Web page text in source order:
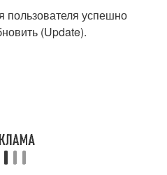
успешно
(Update).